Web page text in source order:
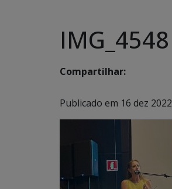
IMG_4548
Compartilhar:
Publicado em 16 dez 2022